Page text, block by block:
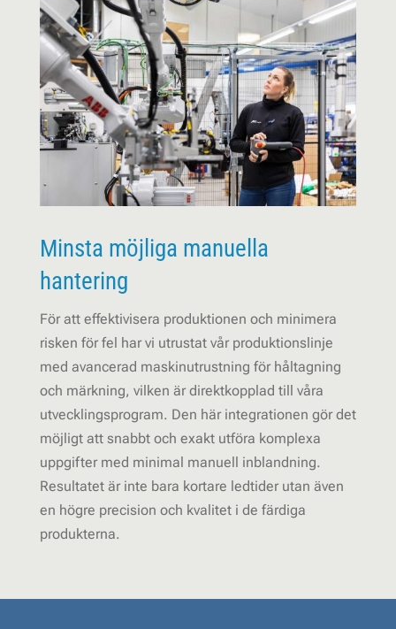
Minsta möjliga manuella
hantering
För att effektivisera produktionen och minimera
risken för fel har vi utrustat vår produktionslinje
med avancerad maskinutrustning för håltagning
och märkning, vilken är direktkopplad till våra
utvecklingsprogram. Den här integrationen gör det
möjligt att snabbt och exakt utföra komplexa
uppgifter med minimal manuell inblandning.
Resultatet är inte bara kortare ledtider utan även
en högre precision och kvalitet i de färdiga
produkterna.